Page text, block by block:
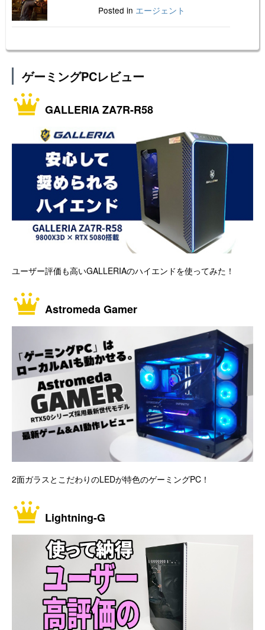
Posted in エージェント
ゲーミングPCレビュー
GALLERIA ZA7R-R58
ユーザー評価も高いGALLERIAのハイエンドを使ってみた！
Astromeda Gamer
2面ガラスとこだわりのLEDが特色のゲーミングPC！
Lightning-G